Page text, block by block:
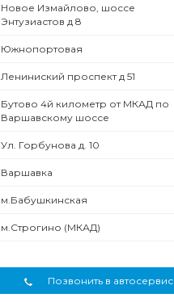
Новое Измайлово, шоссе
Энтузиастов д 8
Южнопортовая
Лениниский проспект д 51
Бутово 4й километр от МКАД по
Варшавскому шоссе
Ул. Горбунова д. 10
Варшавка
м.Бабушкинская
м.Строгино (МКАД)
Позвонить в автосервис